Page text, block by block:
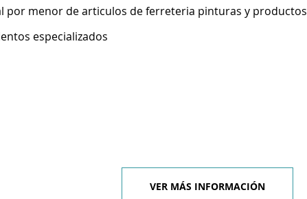
por menor de articulos de ferreteria pinturas y productos
especializados
VER MÁS INFORMACIÓN